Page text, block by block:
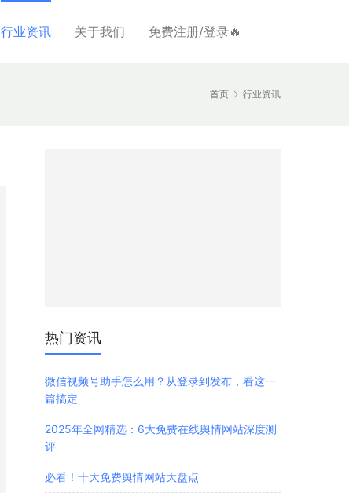
行业资讯 关于我们 免费注册/登录🔥
首页 行业资讯
热门资讯
微信视频号助手怎么用？从登录到发布，看这一
篇搞定
2025年全网精选：6大免费在线舆情网站深度测
评
必看！十大免费舆情网站大盘点